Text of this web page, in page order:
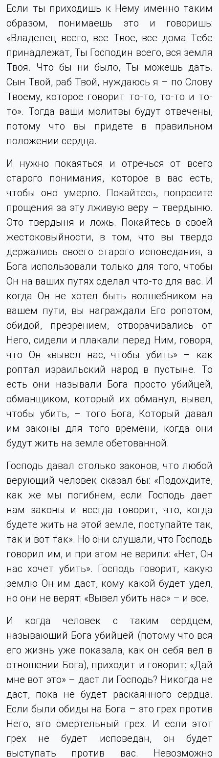
Если ты приходишь к Нему именно таким
образом, понимаешь это и говоришь:
«Владелец всего, все Твое, все дома Тебе
принадлежат, Ты Господин всего, вся земля
Твоя. Что бы ни было, Ты можешь дать.
Сын Твой, раб Твой, нуждаюсь я – по Слову
Твоему, которое говорит то-то, то-то и то-
то». Тогда ваши молитвы будут отвечены,
потому что вы придете в правильном
положении сердца.
И нужно покаяться и отречься от всего
старого понимания, которое в вас есть,
чтобы оно умерло. Покайтесь, попросите
прощения за эту лживую веру – твердыню.
Это твердыня и ложь. Покайтесь в своей
жестоковыйности, в том, что вы твердо
держались своего старого исповедания, а
Бога использовали только для того, чтобы
Он на ваших путях сделал что-то для вас. И
когда Он не хотел быть волшебником на
вашем пути, вы награждали Его ропотом,
обидой, презрением, отворачивались от
Него, сидели и плакали перед Ним, говоря,
что Он «вывел нас, чтобы убить» – как
роптал израильский народ в пустыне. То
есть они называли Бога просто убийцей,
обманщиком, который их обманул, вывел,
чтобы убить, – того Бога, Который давал
им законы для того времени, когда они
будут жить на земле обетованной.
Господь давал столько законов, что любой
верующий человек сказал бы: «Подождите,
как же мы погибнем, если Господь дает
нам законы и всегда говорит, что, когда
будете жить на этой земле, поступайте так,
так и вот так». Но они слушали, что Господь
говорил им, и при этом не верили: «Нет, Он
нас хочет убить». Господь говорит, какую
землю Он им даст, кому какой будет удел,
но они не верят: «Вывел убить нас» – и все.
И когда человек с таким сердцем,
называющий Бога убийцей (потому что вся
его жизнь уже показала, как он себя вел в
отношении Бога), приходит и говорит: «Дай
мне вот это» – даст ли Господь? Никогда не
даст, пока не будет раскаянного сердца.
Если были обиды на Бога – это грех против
Него, это смертельный грех. И если этот
грех не будет исповедан, он будет
выступать против вас. Невозможно